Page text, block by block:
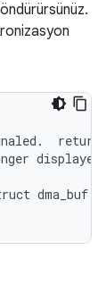
.
displayed
dma_buf